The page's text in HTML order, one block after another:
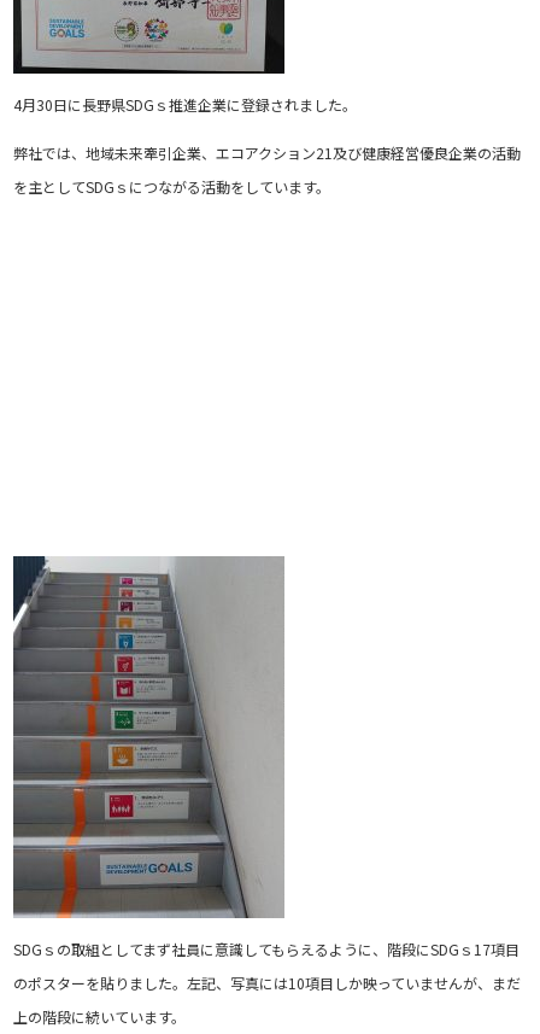
4月30日に長野県SDGｓ推進企業に登録されました。
弊社では、地域未来牽引企業、エコアクション21及び健康経営優良企業の活動
を主としてSDGｓにつながる活動をしています。
SDGｓの取組としてまず社員に意識してもらえるように、階段にSDGｓ17項目
のポスターを貼りました。左記、写真には10項目しか映っていませんが、まだ
上の階段に続いています。